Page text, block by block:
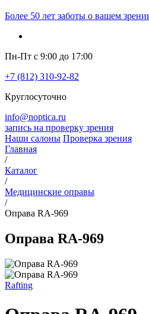
Более 50 лет заботы о вашем
Пн-Пт с 9:00 до 17:00
+7 (812) 310-92-82
Круглосуточно
info@noptica.ru
запись на проверку зрения
Наши салоны Проверка зрения
Главная
/
Каталог
/
Медицинские оправы
/
Оправа RA-969
Оправа RA-969
Rafting